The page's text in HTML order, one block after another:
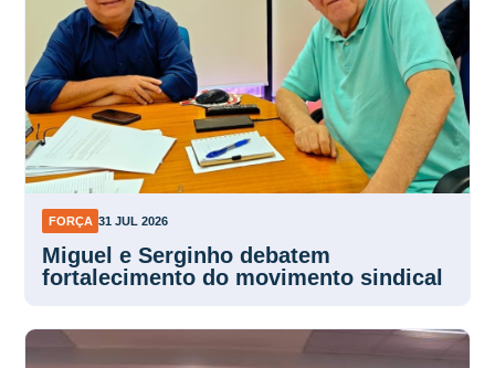
FORÇA 31 JUL 2026
Miguel e Serginho debatem
fortalecimento do movimento sindical